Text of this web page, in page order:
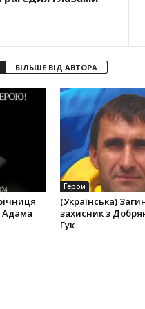
БІЛЬШЕ ВІД АВТОРА
Адама
Герои
(Українська)
захисник з
Гук